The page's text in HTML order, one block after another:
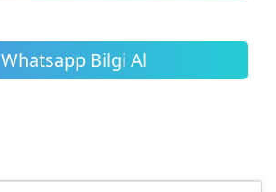
Whatsapp Bilgi Al